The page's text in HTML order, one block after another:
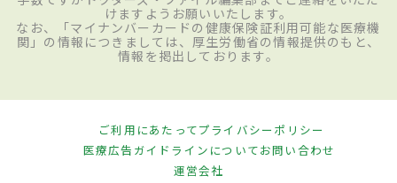
けますようお願いいたします。
なお、「マイナンバーカードの健康保険証利用可能な医療機
関」の情報につきましては、厚生労働省の情報提供のもと、
情報を掲出しております。
ご利用にあたってプライバシーポリシー
医療広告ガイドラインについてお問い合わせ
運営会社